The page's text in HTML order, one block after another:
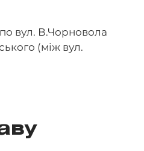
вул. В.Чорновола
(між вул.